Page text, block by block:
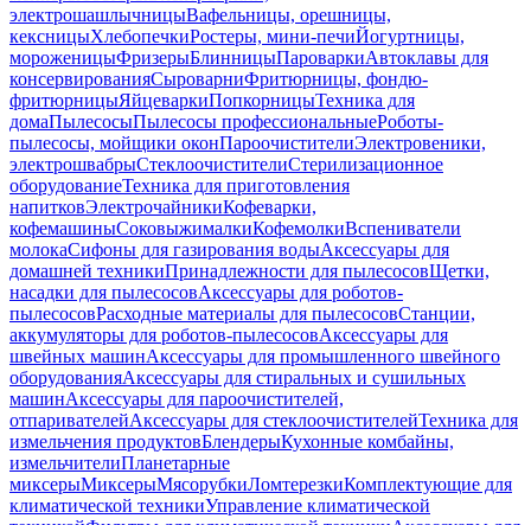
электрошашлычницыВафельницы, орешницы,
кексницыХлебопечкиРостеры, мини-печиЙогуртницы,
мороженицыФризерыБлинницыПароваркиАвтоклавы для
консервированияСыроварниФритюрницы, фондю-
фритюрницыЯйцеваркиПопкорницыТехника для
домаПылесосыПылесосы профессиональныеРоботы-
пылесосы, мойщики оконПароочистителиЭлектровеники,
электрошвабрыСтеклоочистителиСтерилизационное
оборудованиеТехника для приготовления
напитковЭлектрочайникиКофеварки,
кофемашиныСоковыжималкиКофемолкиВспениватели
молокаСифоны для газирования водыАксессуары для
домашней техникиПринадлежности для пылесосовЩетки,
насадки для пылесосовАксессуары для роботов-
пылесосовРасходные материалы для пылесосовСтанции,
аккумуляторы для роботов-пылесосовАксессуары для
швейных машинАксессуары для промышленного швейного
оборудованияАксессуары для стиральных и сушильных
машинАксессуары для пароочистителей,
отпаривателейАксессуары для стеклоочистителейТехника для
измельчения продуктовБлендерыКухонные комбайны,
измельчителиПланетарные
миксерыМиксерыМясорубкиЛомтерезкиКомплектующие для
климатической техникиУправление климатической